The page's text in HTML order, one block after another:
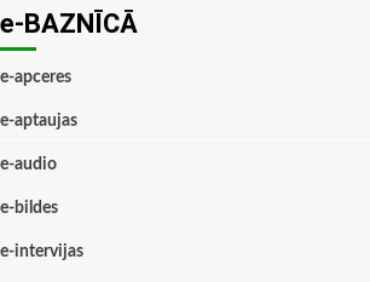
e-BAZNĪCĀ
e-apceres
e-aptaujas
e-audio
e-bildes
e-intervijas